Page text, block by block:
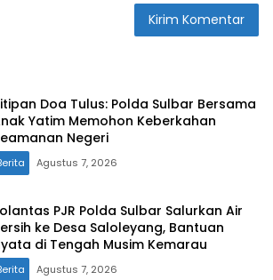
Doa Tulus: Polda Sulbar Bersama
Yatim Memohon Keberkahan
Negeri
Agustus 7, 2026
PJR Polda Sulbar Salurkan Air
ke Desa Saloleyang, Bantuan
di Tengah Musim Kemarau
Agustus 7, 2026